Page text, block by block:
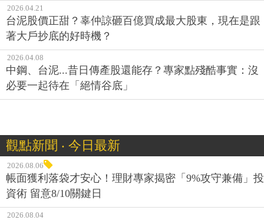
2026.04.21
台泥股價正甜？辜仲諒砸百億買成最大股東，現在是跟
著大戶抄底的好時機？
2026.04.08
中鋼、台泥...昔日傳產股還能存？專家點殘酷事實：沒
必要一起待在「絕情谷底」
觀點新聞 ‧ 今日最新
2026.08.06
帳面獲利落袋才安心！理財專家揭密「9%攻守兼備」投
資術 留意8/10關鍵日
2026.08.04